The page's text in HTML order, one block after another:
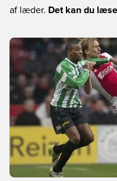
af læder. Det kan du